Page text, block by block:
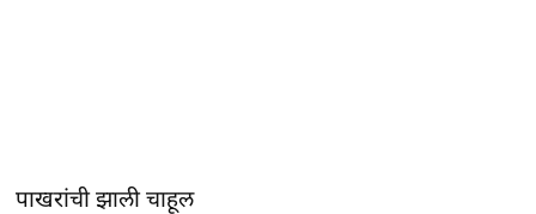
पाखरांची झाली चाहूल